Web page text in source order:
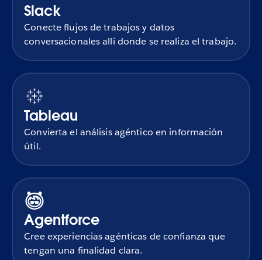
Slack
Conecte flujos de trabajos y datos
conversacionales allí donde se realiza el trabajo.
Tableau
Convierta el análisis agéntico en información
útil.
Agentforce
Cree experiencias agénticas de confianza que
tengan una finalidad clara.